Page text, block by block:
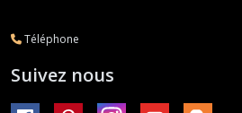
Téléphone
Suivez nous